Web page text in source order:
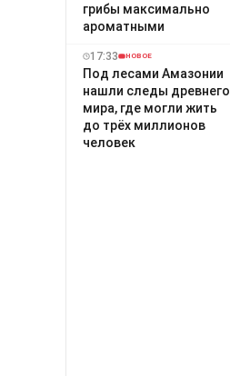
грибы максимально
ароматными
17:33 НОВОЕ
Под лесами Амазонии
нашли следы древнего
мира, где могли жить
до трёх миллионов
человек